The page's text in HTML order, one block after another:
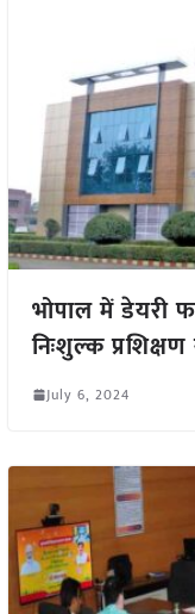
भोपाल में डेयरी
निःशुल्क
July 6, 2024